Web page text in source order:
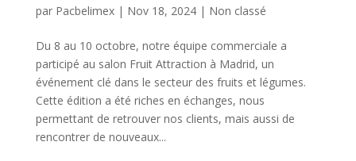
par Pacbelimex| Nov 18, 2024| Non classé
Du 8 au 10 octobre, notre équipe commerciale a
participé au salon Fruit Attraction à Madrid, un
événement clé dans le secteur des fruits et légumes.
Cette édition a été riches en échanges, nous
permettant de retrouver nos clients, mais aussi de
rencontrer de nouveaux...